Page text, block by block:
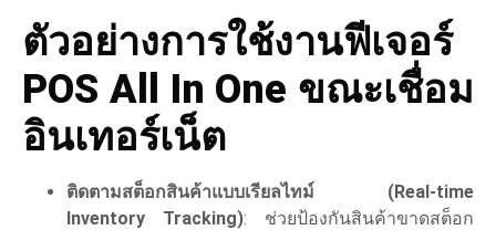
ตัวอย่างการใช้งานฟีเจอร์
POS All In One ขณะเชื่อม
อินเทอร์เน็ต
ติดตามสต็อกสินค้าแบบเรียลไทม์ (Real-time
Inventory Tracking): ช่วยป้องกันสินค้าขาดสต็อก